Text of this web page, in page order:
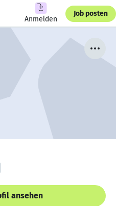
Anmelden
Job posten
ansehen